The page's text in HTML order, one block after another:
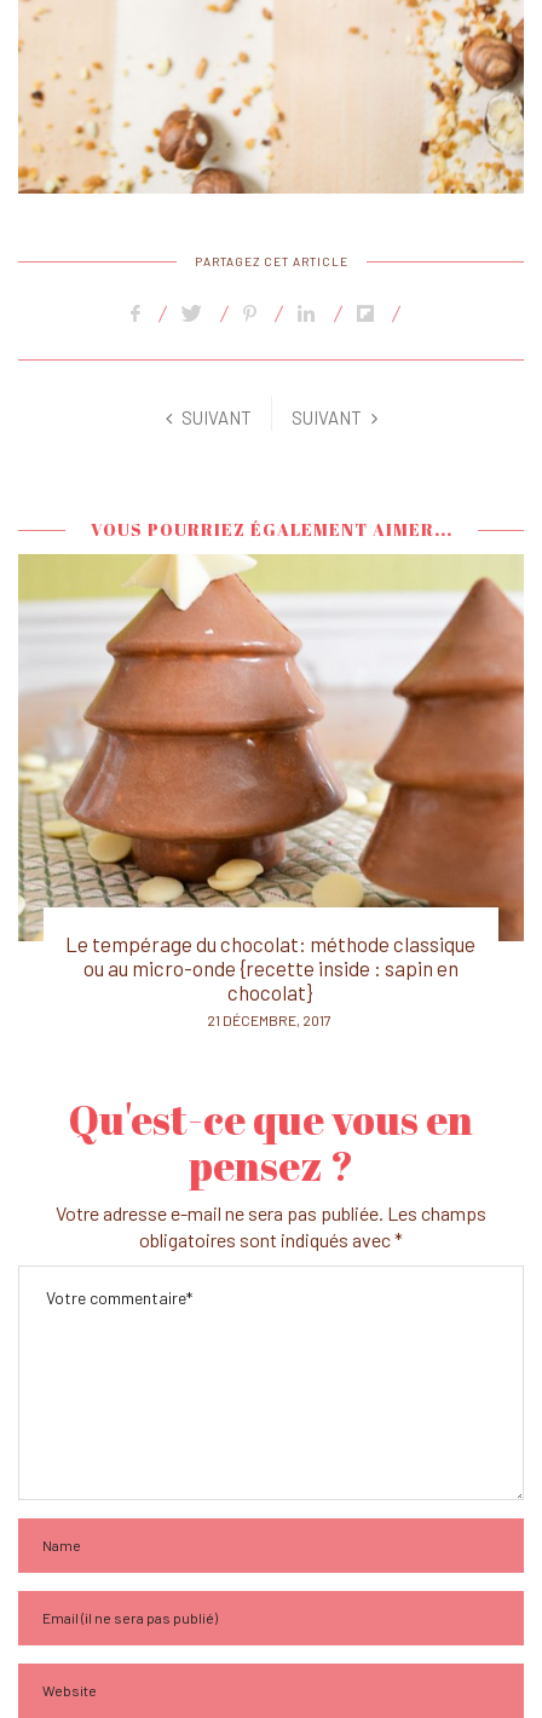
PARTAGEZ CET ARTICLE
SUIVANT SUIVANT
VOUS POURRIEZ ÉGALEMENT AIMER...
Le tempérage du chocolat: méthode classique
ou au micro-onde {recette inside : sapin en
chocolat}
POSTED
21 DÉCEMBRE, 2017
Qu'est-ce que vous en
pensez ?
Votre adresse e-mail ne sera pas publiée. Les champs
obligatoires sont indiqués avec*